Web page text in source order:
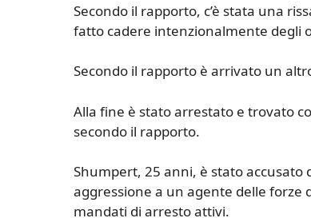
Secondo il rapporto, c’è stata una
fatto cadere intenzionalmente degli
Secondo il rapporto è arrivato un
Alla fine è stato arrestato e trovato
secondo il rapporto.
Shumpert, 25 anni, è stato accusato
aggressione a un agente delle forze
mandati di arresto attivi.